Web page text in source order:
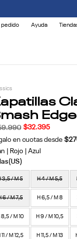
pedido Ayuda
.990 $32.395
en cuotas desde
| Rojo | Azul
3,5 / M 5 H 4 / M 5,5
6 / M 7,5 H 6,5 / M 8
8,5 / M 10 H 9 / M 10,5
11 / M 12,5 H 11,5 / M 13